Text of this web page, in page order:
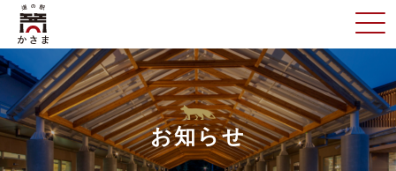
お知らせ